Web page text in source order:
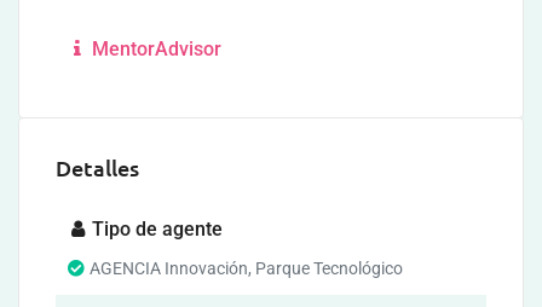
MentorAdvisor
Detalles
Tipo de agente
AGENCIA Innovación, Parque Tecnológico